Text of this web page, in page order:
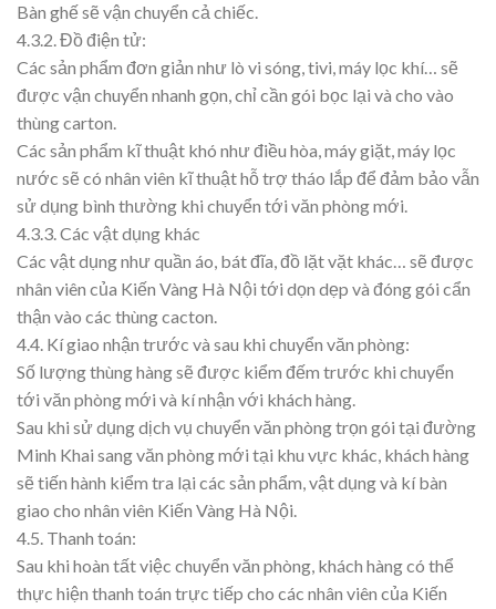
Bàn ghế sẽ vận chuyển cả chiếc.
4.3.2. Đồ điện tử:
Các sản phẩm đơn giản như lò vi sóng, tivi, máy lọc khí… sẽ
được vận chuyển nhanh gọn, chỉ cần gói bọc lại và cho vào
thùng carton.
Các sản phẩm kĩ thuật khó như điều hòa, máy giặt, máy lọc
nước sẽ có nhân viên kĩ thuật hỗ trợ tháo lắp để đảm bảo vẫn
sử dụng bình thường khi chuyển tới văn phòng mới.
4.3.3. Các vật dụng khác
Các vật dụng như quần áo, bát đĩa, đồ lặt vặt khác… sẽ được
nhân viên của Kiến Vàng Hà Nội tới dọn dẹp và đóng gói cẩn
thận vào các thùng cacton.
4.4. Kí giao nhận trước và sau khi chuyển văn phòng:
Số lượng thùng hàng sẽ được kiểm đếm trước khi chuyển
tới văn phòng mới và kí nhận với khách hàng.
Sau khi sử dụng dịch vụ chuyển văn phòng trọn gói tại đường
Minh Khai sang văn phòng mới tại khu vực khác, khách hàng
sẽ tiến hành kiểm tra lại các sản phẩm, vật dụng và kí bàn
giao cho nhân viên Kiến Vàng Hà Nội.
4.5. Thanh toán:
Sau khi hoàn tất việc chuyển văn phòng, khách hàng có thể
thực hiện thanh toán trực tiếp cho các nhân viên của Kiến